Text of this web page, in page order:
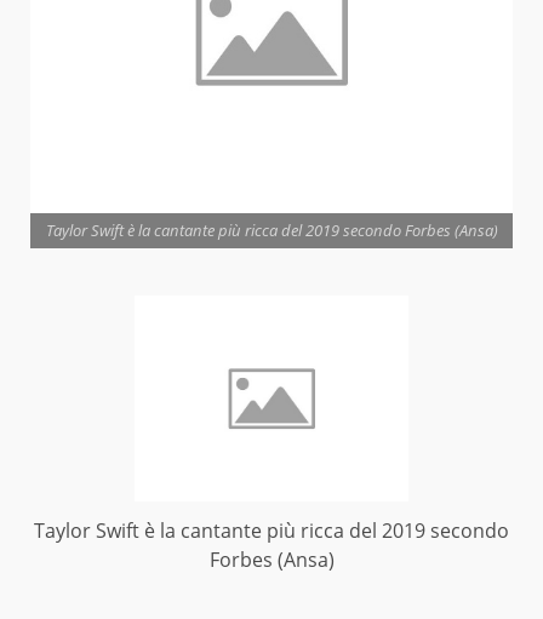
Taylor Swift è la cantante più ricca del 2019 secondo Forbes (Ansa)
Taylor Swift è la cantante più ricca del 2019 secondo
Forbes (Ansa)